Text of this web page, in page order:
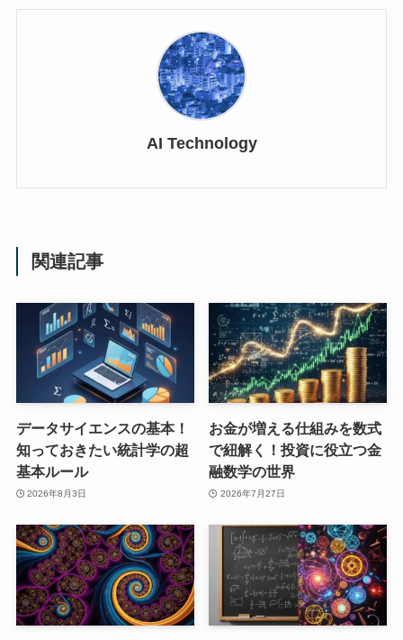
AI Technology
関連記事
データサイエンスの基本！
知っておきたい統計学の超
基本ルール
2026年8月3日
お金が増える仕組みを数式
で紐解く！投資に役立つ金
融数学の世界
2026年7月27日